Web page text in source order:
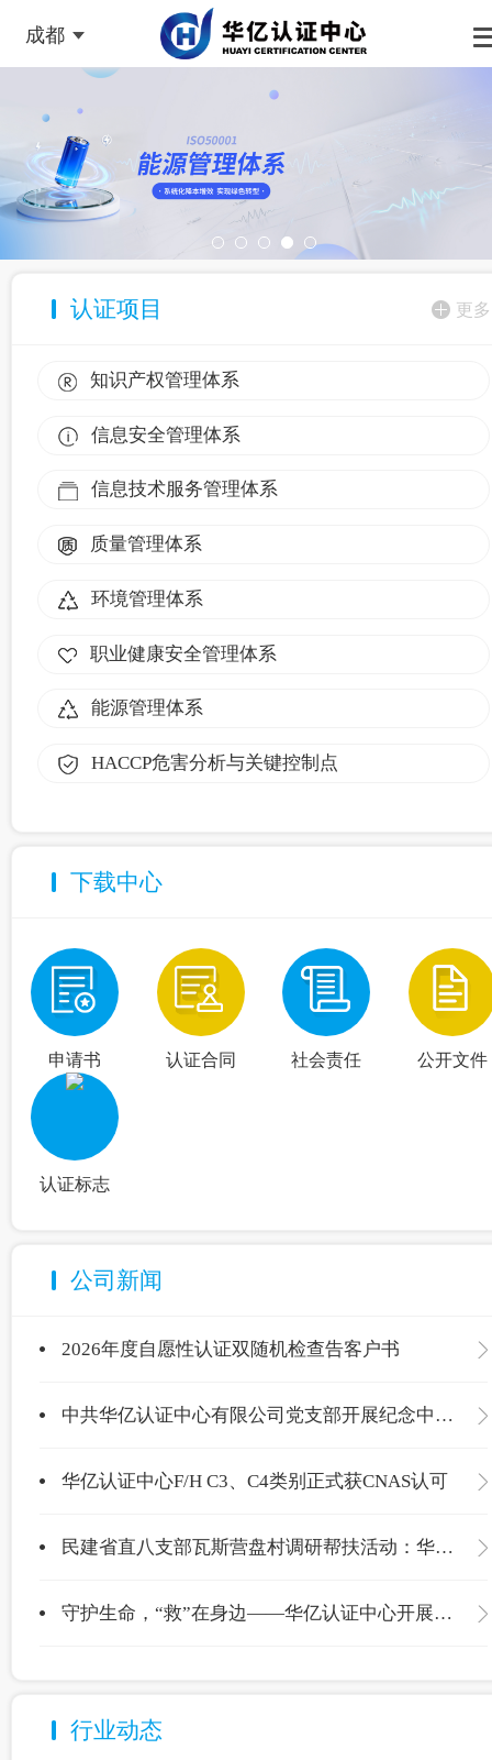
成都
认证项目 更多
知识产权管理体系
信息安全管理体系
信息技术服务管理体系
质量管理体系
环境管理体系
职业健康安全管理体系
能源管理体系
HACCP危害分析与关键控制点
下载中心
申请书 认证合同 社会责任 公开文件
认证标志
公司新闻
2026年度自愿性认证双随机检查告客户书
中共华亿认证中心有限公司党支部开展纪念中国共产党成立105周年主题党日活动
华亿认证中心F/H C3、C4类别正式获CNAS认可
民建省直八支部瓦斯营盘村调研帮扶活动：华亿认证中心爱心捐赠温暖校园
守护生命，“救”在身边——华亿认证中心开展应急救护专项培训
行业动态